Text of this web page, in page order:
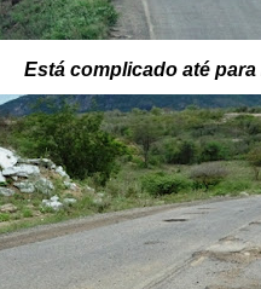
Está complicado até